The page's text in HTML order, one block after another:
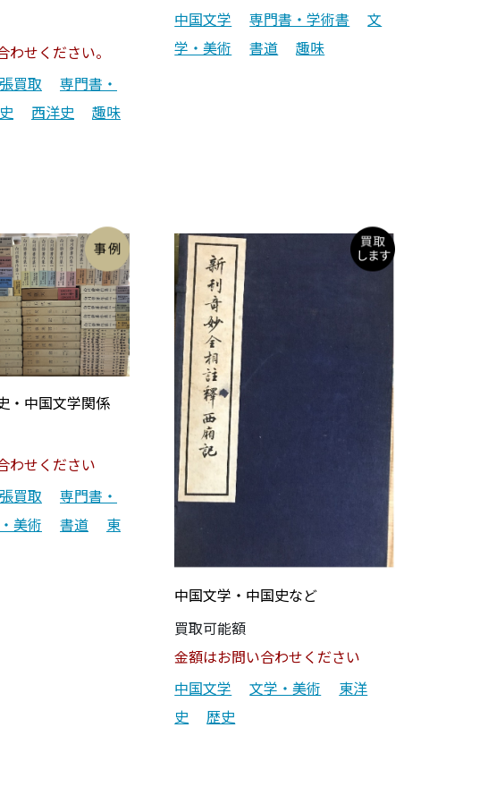
せください。
買取
専門書・
西洋史 趣味
中国文学
専門書・学術書
文
学・美術
書道 趣味
・中国文学関係
わせください
買取
専門書・
美術 書道
東
中国文学・中国史など
買取可能額
金額はお問い合わせください
中国文学
文学・美術
東洋
史
歴史